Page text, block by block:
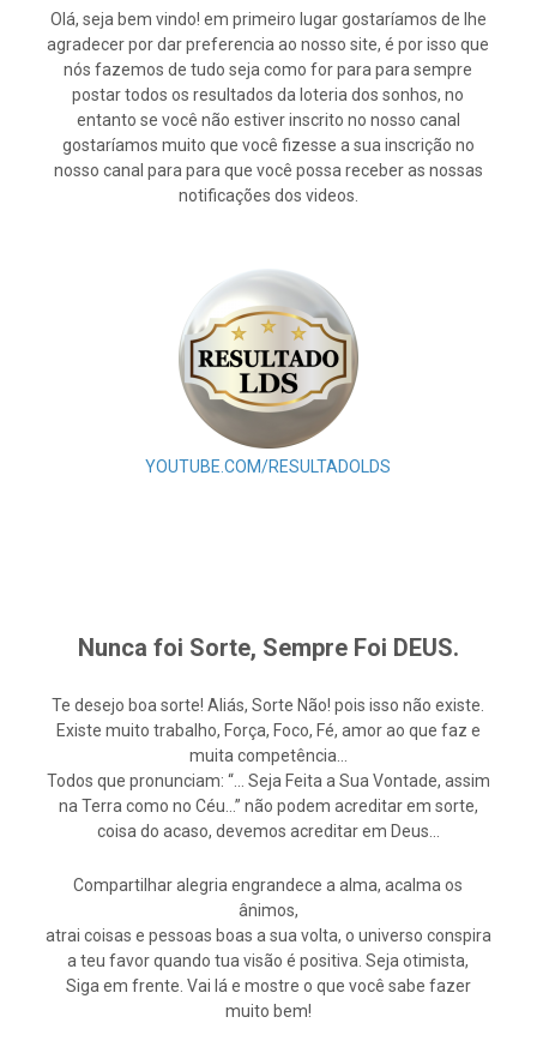
Olá, seja bem vindo! em primeiro lugar gostaríamos de lhe
agradecer por dar preferencia ao nosso site, é por isso que
nós fazemos de tudo seja como for para para sempre
postar todos os resultados da loteria dos sonhos, no
entanto se você não estiver inscrito no nosso canal
gostaríamos muito que você fizesse a sua inscrição no
nosso canal para para que você possa receber as nossas
notificações dos videos.
YOUTUBE.COM/RESULTADOLDS
Nunca foi Sorte, Sempre Foi DEUS.
Te desejo boa sorte! Aliás, Sorte Não! pois isso não existe.
Existe muito trabalho, Força, Foco, Fé, amor ao que faz e
muita competência…
Todos que pronunciam: “… Seja Feita a Sua Vontade, assim
na Terra como no Céu…” não podem acreditar em sorte,
coisa do acaso, devemos acreditar em Deus…
Compartilhar alegria engrandece a alma, acalma os
ânimos,
atrai coisas e pessoas boas a sua volta, o universo conspira
a teu favor quando tua visão é positiva. Seja otimista,
Siga em frente. Vai lá e mostre o que você sabe fazer
muito bem!